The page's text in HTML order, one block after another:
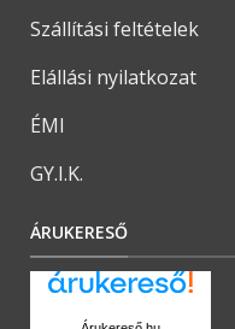
Szállítási feltételek
Elállási nyilatkozat
ÉMI
GY.I.K.
ÁRUKERESŐ